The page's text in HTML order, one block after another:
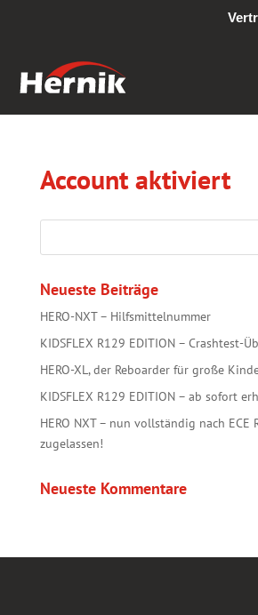
Account aktiviert
Neueste Beiträge
HERO-NXT – Hilfsmittelnummer
KIDSFLEX R129 EDITION – Crashtest-
HERO-XL, der Reboarder für große
KIDSFLEX R129 EDITION – ab sofort
HERO NXT – nun vollständig nach ECE
zugelassen!
Neueste Kommentare